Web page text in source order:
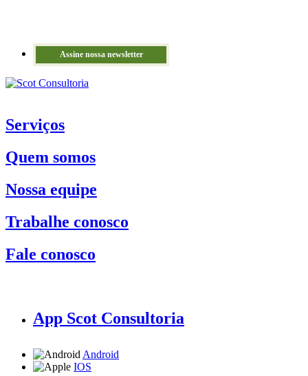
Assine nossa newsletter
Serviços
Quem somos
Nossa equipe
Trabalhe conosco
Fale conosco
App Scot Consultoria
Android
IOS